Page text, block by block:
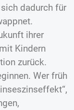
dadurch für
ihrer
Kindern
zurück.
Wer früh